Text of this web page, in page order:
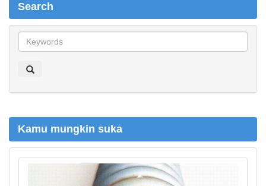
Search
e
h
Kamu mungkin suka